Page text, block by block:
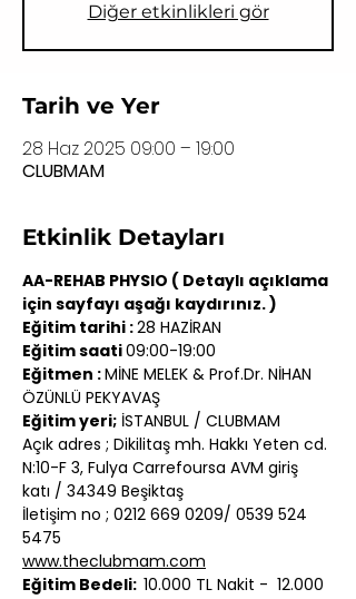
Diğer etkinlikleri gör
Tarih ve Yer
28 Haz 2025 09:00 – 19:00
CLUBMAM
Etkinlik Detayları
AA-REHAB PHYSIO ( Detaylı açıklama
için sayfayı aşağı kaydırınız. )
Eğitim tarihi : 28 HAZİRAN
Eğitim saati 09:00-19:00
Eğitmen : MİNE MELEK & Prof.Dr. NİHAN
ÖZÜNLÜ PEKYAVAŞ
Eğitim yeri; İSTANBUL / CLUBMAM
Açık adres ; Dikilitaş mh. Hakkı Yeten cd.
N:10-F 3, Fulya Carrefoursa AVM giriş
katı / 34349 Beşiktaş
İletişim no ; 0212 669 0209/ 0539 524
5475
www.theclubmam.com
Eğitim Bedeli: 10.000 TL Nakit -  12.000